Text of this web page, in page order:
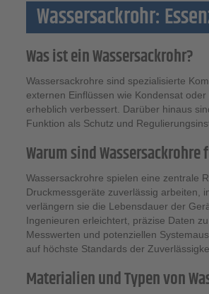
Wassersackrohr:
Was ist ein Wassersackrohr?
Wassersackrohre sind spezialisierte
externen Einflüssen wie Kondensat
erheblich verbessert. Darüber hinaus
Funktion als Schutz und
Warum sind
Wassersackrohre spielen eine zentrale
Druckmessgeräte zuverlässig arbeiten,
verlängern sie die Lebensdauer der
Ingenieuren erleichtert, präzise Daten
Messwerten und potenziellen
auf höchste Standards der
Materialien und Typen von